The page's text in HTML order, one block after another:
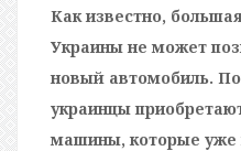
Как известно,
Украины не может
новый автомобиль.
украинцы
машины, которые уже